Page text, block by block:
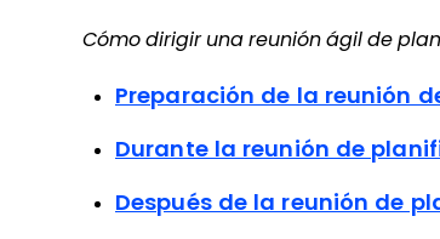
Cómo dirigir una reunión ágil de
Preparación de la reunión
Durante la reunión de
Después de la reunión de